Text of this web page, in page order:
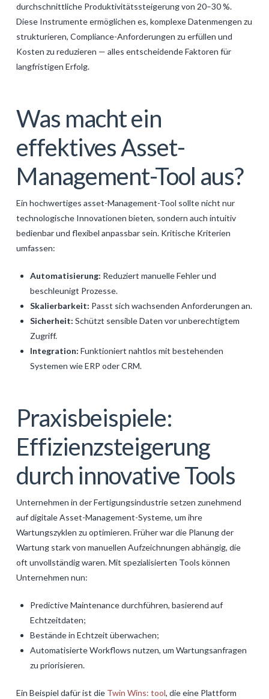
durchschnittliche Produktivitätssteigerung von 20–30 %.
Diese Instrumente ermöglichen es, komplexe Datenmengen zu
strukturieren, Compliance-Anforderungen zu erfüllen und
Kosten zu reduzieren — alles entscheidende Faktoren für
langfristigen Erfolg.
Was macht ein
effektives Asset-
Management-Tool aus?
Ein hochwertiges asset-Management-Tool sollte nicht nur
technologische Innovationen bieten, sondern auch intuitiv
bedienbar und flexibel anpassbar sein. Kritische Kriterien
umfassen:
Automatisierung: Reduziert manuelle Fehler und
beschleunigt Prozesse.
Skalierbarkeit: Passt sich wachsenden Anforderungen an.
Sicherheit: Schützt sensible Daten vor unberechtigtem
Zugriff.
Integration: Funktioniert nahtlos mit bestehenden
Systemen wie ERP oder CRM.
Praxisbeispiele:
Effizienzsteigerung
durch innovative Tools
Unternehmen in der Fertigungsindustrie setzen zunehmend
auf digitale Asset-Management-Systeme, um ihre
Wartungszyklen zu optimieren. Früher war die Planung der
Wartung stark von manuellen Aufzeichnungen abhängig, die
oft unvollständig waren. Mit spezialisierten Tools können
Unternehmen nun:
Predictive Maintenance durchführen, basierend auf
Echtzeitdaten;
Bestände in Echtzeit überwachen;
Automatisierte Workflows nutzen, um Wartungsanfragen
zu priorisieren.
Ein Beispiel dafür ist die Twin Wins: tool, die eine Plattform